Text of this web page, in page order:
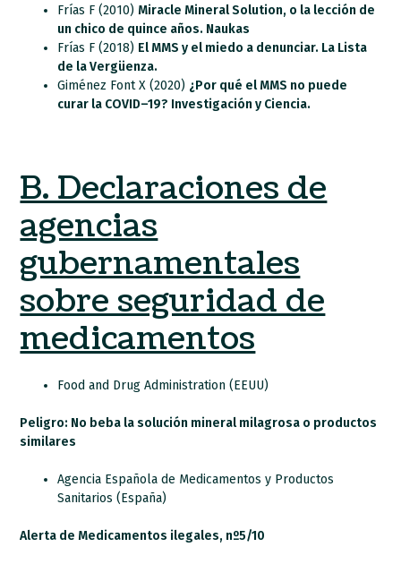
Frías F (2010) Miracle Mineral Solution, o la lección de
un chico de quince años. Naukas
Frías F (2018) El MMS y el miedo a denunciar. La Lista
de la Vergüenza.
Giménez Font X (2020) ¿Por qué el MMS no puede
curar la COVID–19? Investigación y Ciencia.
B. Declaraciones de
agencias
gubernamentales
sobre seguridad de
medicamentos
Food and Drug Administration (EEUU)
Peligro: No beba la solución mineral milagrosa o productos
similares
Agencia Española de Medicamentos y Productos
Sanitarios (España)
Alerta de Medicamentos ilegales, nº5/10